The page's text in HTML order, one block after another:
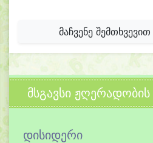
მაჩვენე
მსგავსი ჟღერადობის
დისიდერი